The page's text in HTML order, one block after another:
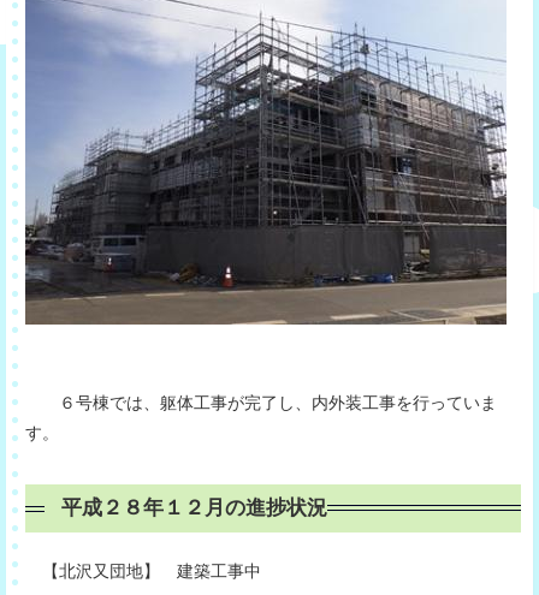
６号棟では、躯体工事が完了し、内外装工事を行っていま
す。
平成２８年１２月の進捗状況
【北沢又団地】 建築工事中